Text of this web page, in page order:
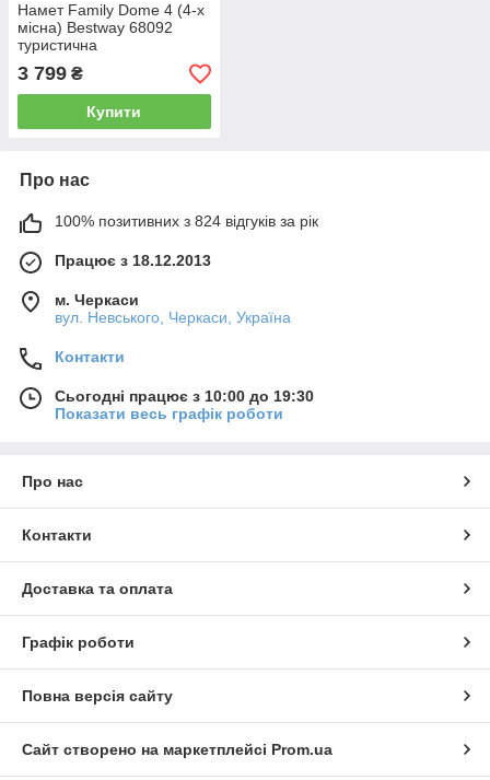
Намет Family Dome 4 (4-х
місна) Bestway 68092
туристична
3 799 ₴
Купити
Про нас
100% позитивних з 824 відгуків за рік
Працює з 18.12.2013
м. Черкаси
вул. Невського, Черкаси, Україна
Контакти
Сьогодні працює з 10:00 до 19:30
Показати весь графік роботи
Про нас
Контакти
Доставка та оплата
Графік роботи
Повна версія сайту
Сайт створено на маркетплейсі Prom.ua